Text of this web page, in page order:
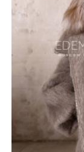
надежно
обеспечивает
утеплителя,
Оптимальная
движений и
соблюдением
*описание
правила ухода